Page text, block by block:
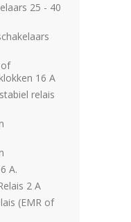
25 - 40
16 A
relais
A.
2 A
(EMR of